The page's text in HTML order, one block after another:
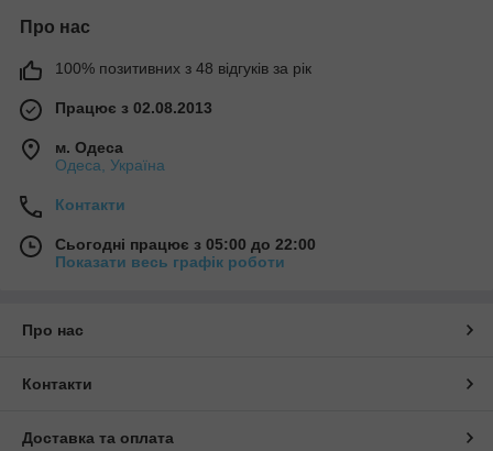
Про нас
100% позитивних з 48 відгуків за рік
Працює з 02.08.2013
м. Одеса
Одеса, Україна
Контакти
Сьогодні працює з 05:00 до 22:00
Показати весь графік роботи
Про нас
Контакти
Доставка та оплата